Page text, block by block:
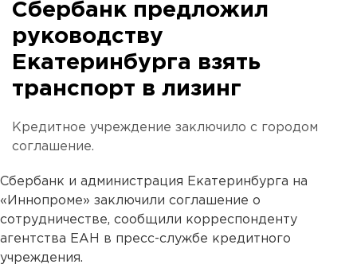
Сбербанк предложил
руководству
Екатеринбурга взять
транспорт в лизинг
Кредитное учреждение заключило с городом
соглашение.
Сбербанк и администрация Екатеринбурга на
«Иннопроме» заключили соглашение о
сотрудничестве, сообщили корреспонденту
агентства ЕАН в пресс-службе кредитного
учреждения.